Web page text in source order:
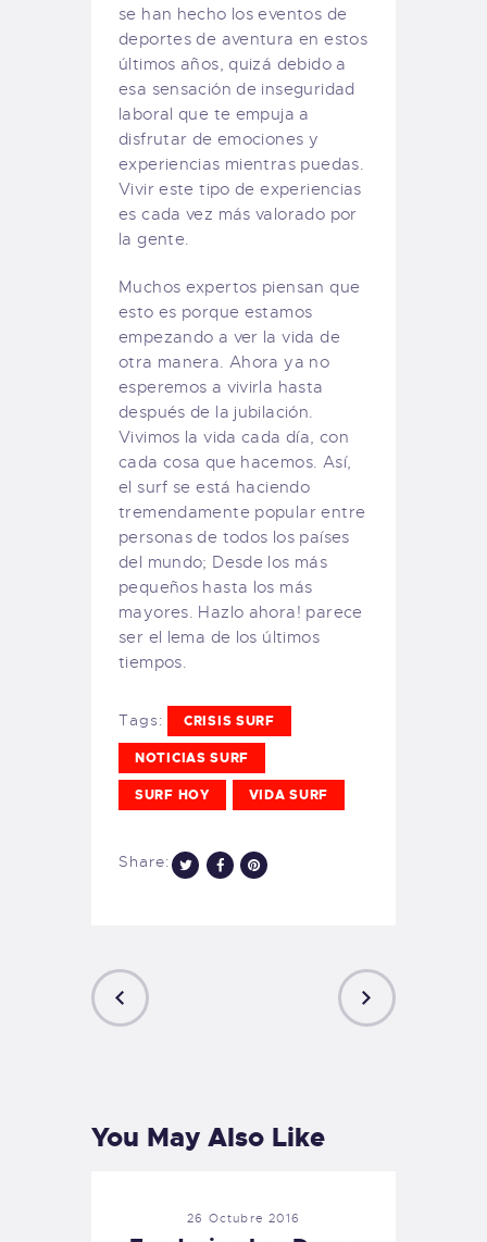
se han hecho los eventos de
deportes de aventura en estos
últimos años, quizá debido a
esa sensación de inseguridad
laboral que te empuja a
disfrutar de emociones y
experiencias mientras puedas.
Vivir este tipo de experiencias
es cada vez más valorado por
la gente.
Muchos expertos piensan que
esto es porque estamos
empezando a ver la vida de
otra manera. Ahora ya no
esperemos a vivirla hasta
después de la jubilación.
Vivimos la vida cada día, con
cada cosa que hacemos. Así,
el surf se está haciendo
tremendamente popular entre
personas de todos los países
del mundo; Desde los más
pequeños hasta los más
mayores. Hazlo ahora! parece
ser el lema de los últimos
tiempos.
Tags: CRISIS SURF
NOTICIAS SURF
SURF HOY VIDA SURF
Share:
You May Also Like
26 Octubre 2016